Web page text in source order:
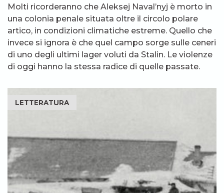
Molti ricorderanno che Aleksej Naval’nyj è morto in
una colonia penale situata oltre il circolo polare
artico, in condizioni climatiche estreme. Quello che
invece si ignora è che quel campo sorge sulle ceneri
di uno degli ultimi lager voluti da Stalin. Le violenze
di oggi hanno la stessa radice di quelle passate.
LETTERATURA